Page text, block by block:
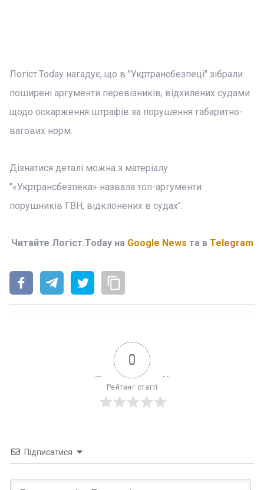
Логіст.Today нагадує, що в "Укртрансбезпеці" зібрали
поширені аргументи перевізників, відхилених судами
щодо оскарження штрафів за порушення габаритно-
вагових норм.
Дізнатися деталі можна з матеріалу
"«Укртрансбезпека» назвала топ-аргументи
порушників ГВН, відклонених в судах".
Читайте Логіст.Today на Google News та в Telegram
0
Рейтинг статті
Підписатися